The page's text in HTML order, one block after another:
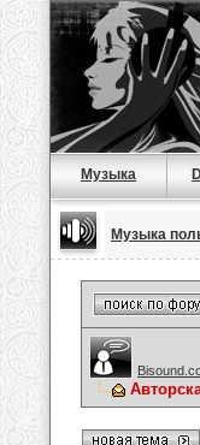
Музыка
Музыка